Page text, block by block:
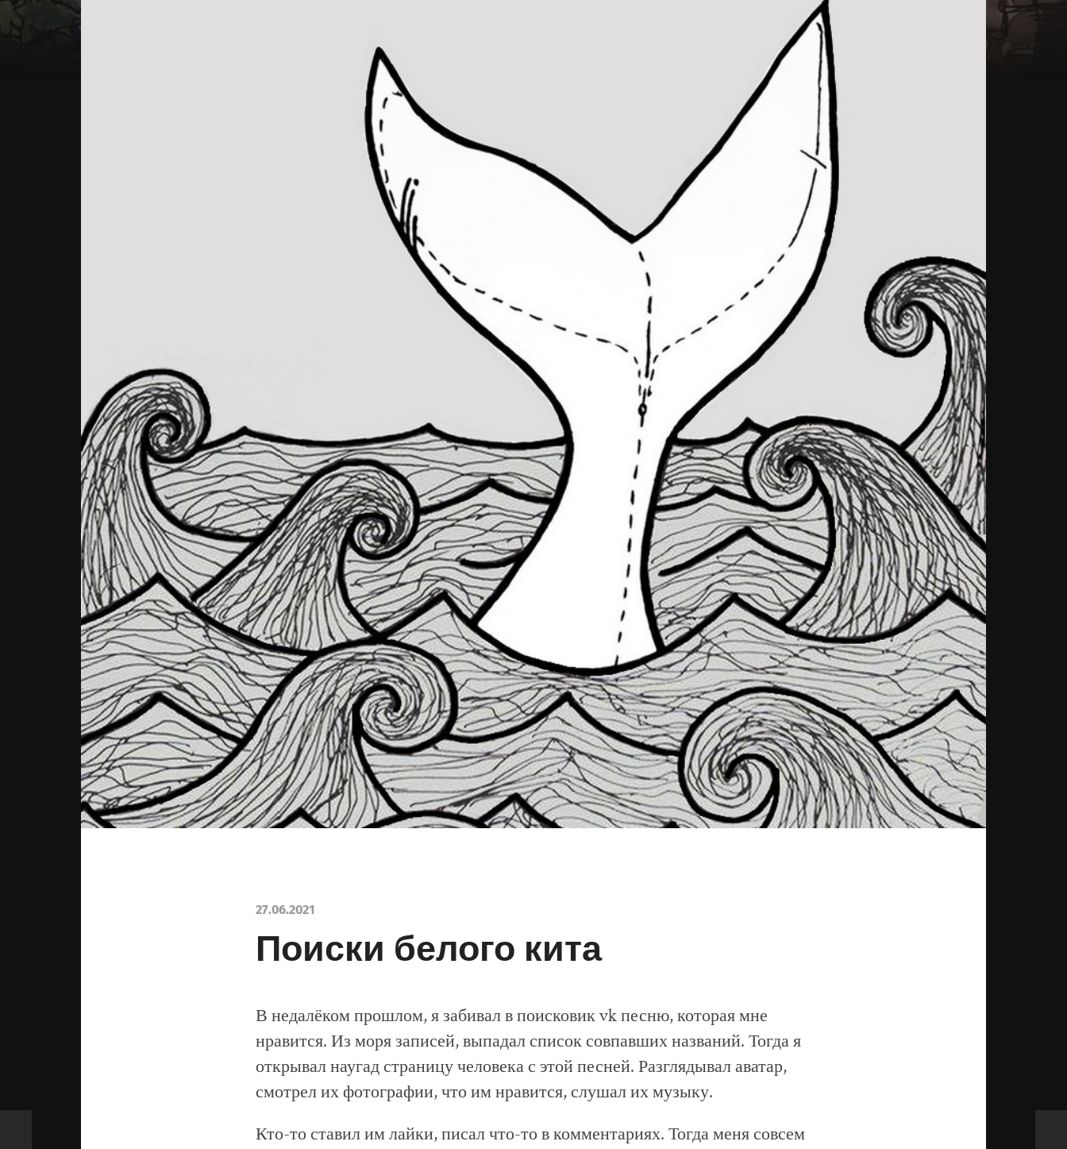
27.06.2021
Поиски белого кита
В недалёком прошлом, я забивал в поисковик vk песню, которая мне
нравится. Из моря записей, выпадал список совпавших названий. Тогда я
открывал наугад страницу человека с этой песней. Разглядывал аватар,
смотрел их фотографии, что им нравится, слушал их музыку.
Кто-то ставил им лайки, писал что-то в комментариях. Тогда меня совсем